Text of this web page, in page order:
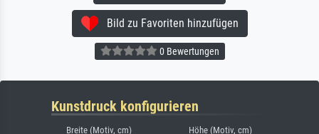
Bild zu Favoriten hinzufügen
0 Bewertungen
Kunstdruck konfigurieren
Breite (Motiv, cm) Höhe (Motiv, cm)